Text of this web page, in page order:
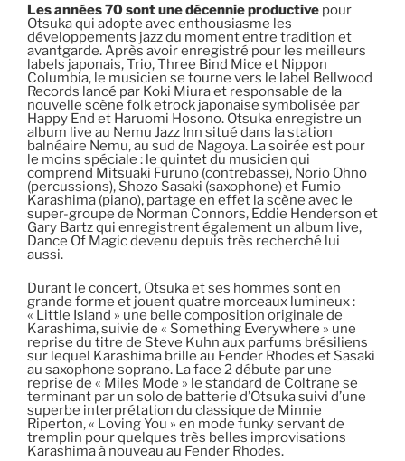
Les années 70 sont une décennie productive pour
Otsuka qui adopte avec enthousiasme les
développements jazz du moment entre tradition et
avantgarde. Après avoir enregistré pour les meilleurs
labels japonais, Trio, Three Bind Mice et Nippon
Columbia, le musicien se tourne vers le label Bellwood
Records lancé par Koki Miura et responsable de la
nouvelle scène folk etrock japonaise symbolisée par
Happy End et Haruomi Hosono. Otsuka enregistre un
album live au Nemu Jazz Inn situé dans la station
balnéaire Nemu, au sud de Nagoya. La soirée est pour
le moins spéciale : le quintet du musicien qui
comprend Mitsuaki Furuno (contrebasse), Norio Ohno
(percussions), Shozo Sasaki (saxophone) et Fumio
Karashima (piano), partage en effet la scène avec le
super-groupe de Norman Connors, Eddie Henderson et
Gary Bartz qui enregistrent également un album live,
Dance Of Magic devenu depuis très recherché lui
aussi.
Durant le concert, Otsuka et ses hommes sont en
grande forme et jouent quatre morceaux lumineux :
« Little Island » une belle composition originale de
Karashima, suivie de « Something Everywhere » une
reprise du titre de Steve Kuhn aux parfums brésiliens
sur lequel Karashima brille au Fender Rhodes et Sasaki
au saxophone soprano. La face 2 débute par une
reprise de « Miles Mode » le standard de Coltrane se
terminant par un solo de batterie d’Otsuka suivi d’une
superbe interprétation du classique de Minnie
Riperton, « Loving You » en mode funky servant de
tremplin pour quelques très belles improvisations
Karashima à nouveau au Fender Rhodes.